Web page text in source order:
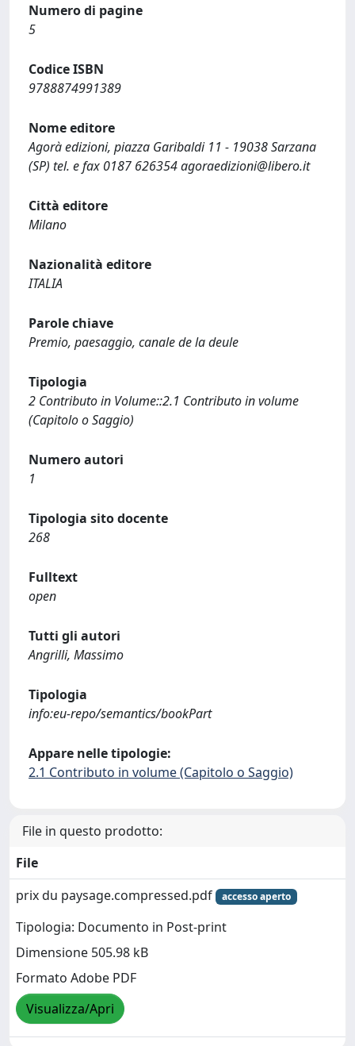
Numero di pagine
5
Codice ISBN
9788874991389
Nome editore
Agorà edizioni, piazza Garibaldi 11 - 19038 Sarzana
(SP) tel. e fax 0187 626354agoraedizioni@libero.it
Città editore
Milano
Nazionalità editore
ITALIA
Parole chiave
Premio, paesaggio, canale de la deule
Tipologia
2 Contributo in Volume::2.1 Contributo in volume
(Capitolo o Saggio)
Numero autori
1
Tipologia sito docente
268
Fulltext
open
Tutti gli autori
Angrilli, Massimo
Tipologia
info:eu-repo/semantics/bookPart
Appare nelle tipologie:
2.1 Contributo in volume (Capitolo o Saggio)
File in questo prodotto:
File
prix du paysage.compressed.pdf
accesso aperto
Tipologia: Documento in Post-print
Dimensione 505.98 kB
Formato Adobe PDF
Visualizza/Apri